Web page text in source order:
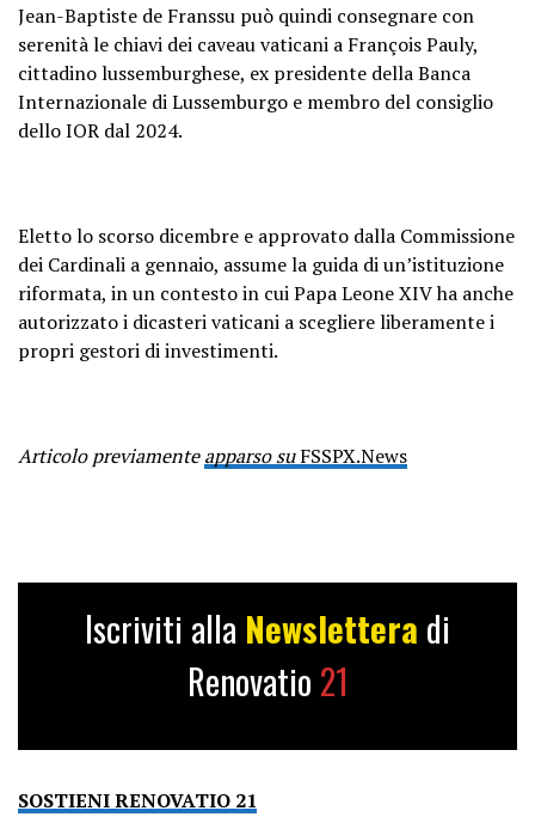
Jean-Baptiste de Franssu può quindi consegnare con
serenità le chiavi dei caveau vaticani a François Pauly,
cittadino lussemburghese, ex presidente della Banca
Internazionale di Lussemburgo e membro del consiglio
dello IOR dal 2024.
Eletto lo scorso dicembre e approvato dalla Commissione
dei Cardinali a gennaio, assume la guida di un’istituzione
riformata, in un contesto in cui Papa Leone XIV ha anche
autorizzato i dicasteri vaticani a scegliere liberamente i
propri gestori di investimenti.
Articolo previamenteapparso suFSSPX.News
Iscriviti alla Newslettera di
Renovatio 21
SOSTIENI RENOVATIO 21